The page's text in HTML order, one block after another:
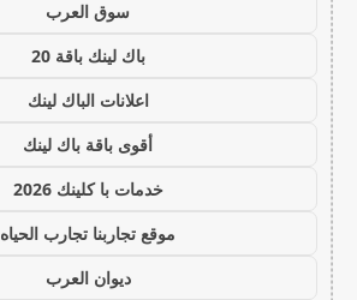
سوق العرب
باك لينك باقة 20
اعلانات الباك لينك
أقوى باقة باك لينك
خدمات با كلينك 2026
موقع تجاربنا تجارب الحياه
ديوان العرب